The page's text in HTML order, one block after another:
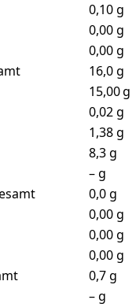
0,10 g
0,00 g
0,00 g
16,0 g
15,00 g
0,02 g
1,38 g
8,3 g
– g
0,0 g
0,00 g
0,00 g
0,00 g
0,7 g
– g